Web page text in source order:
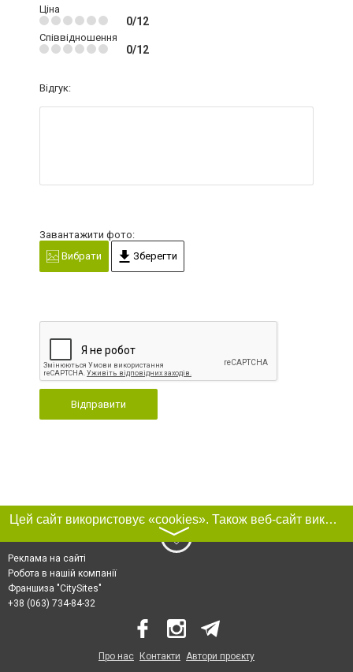
Ціна
0/12
Співвідношення
0/12
Відгук:
Завантажити фото:
Вибрати
Зберегти
Відправити
Цей сайт використовує «cookies». Також веб-сайт використовує інтернет-сервіс для збору технічних даних стосовно відвідувачів з метою отримання маркетингової та статистичної інформації. Умови обробки даних відвідувачів сайту див.
〉
Реклама на сайті
Робота в нашій компанії
Франшиза "CitySites"
+38 (063) 734-84-32
Про нас Контакти Автори проєкту